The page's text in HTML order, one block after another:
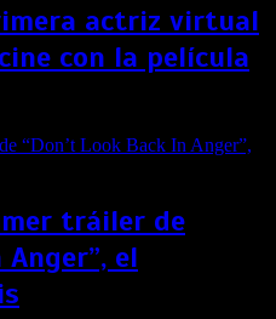
actriz virtual
con la película
tráiler de
Anger”, el